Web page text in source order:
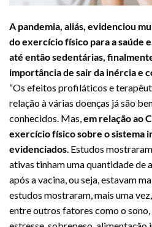
A pandemia, aliás, evidenciou
do exercício físico para a saúde
até então sedentárias,
importância de sair da inércia e
“Os efeitos profiláticos e
relação à várias doenças já são
conhecidos. Mas, em relação ao
exercício físico sobre o sistema
evidenciados . Estudos
ativas tinham uma quantidade de
após a vacina, ou seja, estavam
estudos mostraram, mais uma
entre outros fatores como o